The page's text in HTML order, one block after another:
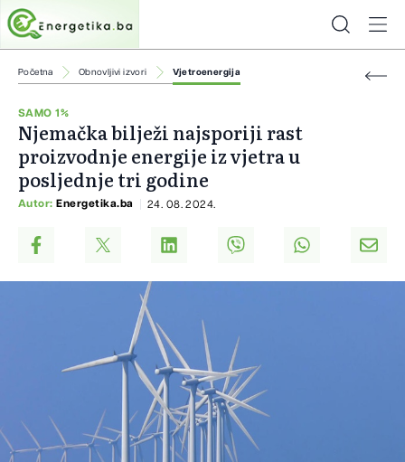
Početna Obnovljivi izvori Vjetroenergija
SAMO 1%
Njemačka bilježi najsporiji rast
proizvodnje energije iz vjetra u
posljednje tri godine
Autor: Energetika.ba 24. 08. 2024.